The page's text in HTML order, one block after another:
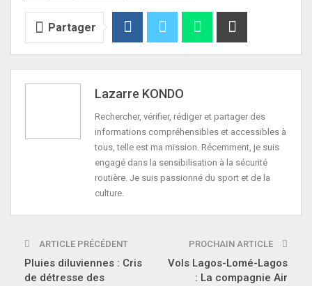
Partager
Lazarre KONDO
Rechercher, vérifier, rédiger et partager des
informations compréhensibles et accessibles à
tous, telle est ma mission. Récemment, je suis
engagé dans la sensibilisation à la sécurité
routière. Je suis passionné du sport et de la
culture.
ARTICLE PRÉCÉDENT
Pluies diluviennes : Cris
de détresse des
PROCHAIN ARTICLE
Vols Lagos-Lomé-Lagos
: La compagnie Air